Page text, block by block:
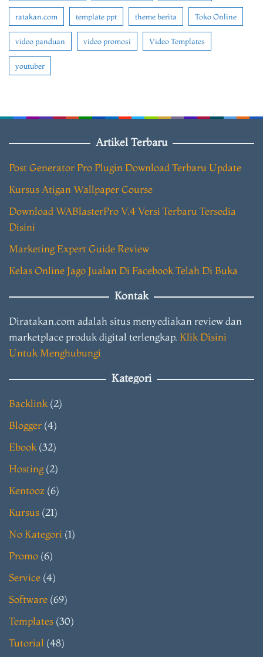
ratakan.com template ppt theme berita Toko Online
video panduan video promosi Video Templates
youtuber
Artikel Terbaru
Post Generator Pro Plugin Download Terbaru Update
Kursus Atigan Wallpaper Course
Download WABlasterPro V.4 Versi Terbaru Tersedia
Disini
Marketing Expert Guide Review
Kelas Online Jago Jualan Di Facebook Telah Di Buka
Kontak
Diratakan.com adalah situs menyediakan review dan
marketplace produk digital terlengkap. Klik Disini
Untuk Menghubungi
Kategori
Backlink (2)
Blogger (4)
Ebook (32)
Hosting(2)
Kentooz (6)
Kursus (21)
No Kategori (1)
Promo (6)
Service (4)
Software (69)
Templates (30)
Tutorial (48)